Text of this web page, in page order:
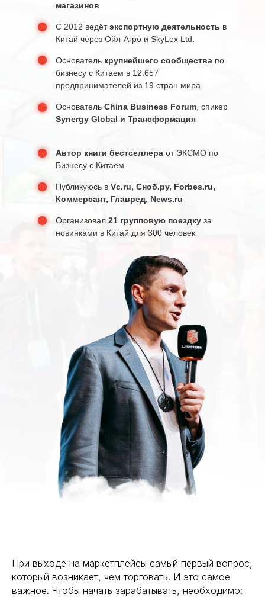
магазинов
С 2012 ведётэкспортную деятельность в
Китай через Ойл-Агро и SkyLex Ltd.
Основатель крупнейшего сообщества по
бизнесу с Китаем в 12.657
предпринимателей из 19 стран мира
Основатель China Business Forum , спикер
Synergy Global и Трансформация
Автор книги бестселлера от ЭКСМО по
Бизнесу с Китаем
Организовал 21 групповую поездку за
новинками в Китай для 300 человек
Публикуюсь в Vc.ru, Сноб.ру, Forbes.ru,
Коммерсант, Главред, News.ru
При выходе на маркетплейсы самый первый вопрос,
который возникает, чем торговать. И это самое
важное. Чтобы начать зарабатывать, необходимо: